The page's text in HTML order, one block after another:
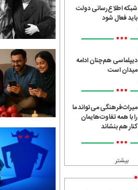
شبکه اطلاع‌رسانی دولت
باید فعال شود
•••
دیپلماسی هم‌چنان ادامه
میدان است
•••
میراث‌فرهنگی می‌تواند ما
را با همه تفاوت‌هایمان
کنار هم بنشاند
•••
بیشتر